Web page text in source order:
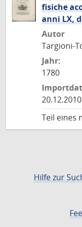
fisiche
anni LX,
Autor
Targioni-
Jahr:
1780
20.12.2010
Teil eines
Hilfe zur